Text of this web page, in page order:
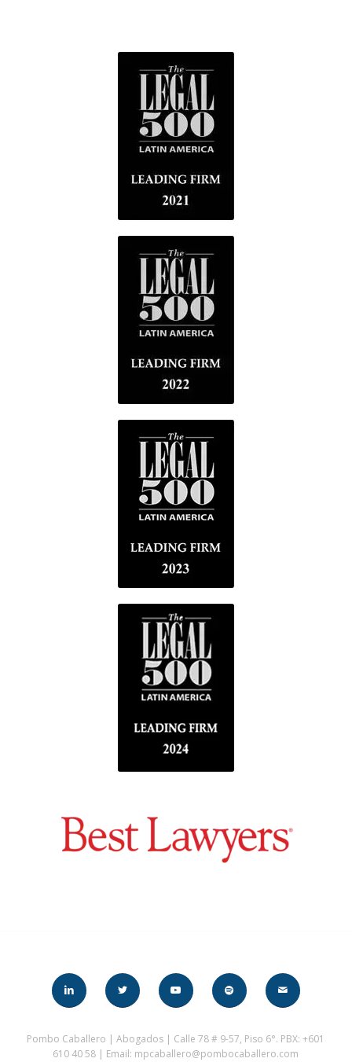
Pombo Caballero | Abogados | Calle 78 # 9-57, Piso 6°. PBX: +601
610 40 58 | Email: mpcaballero@pombocaballero.com